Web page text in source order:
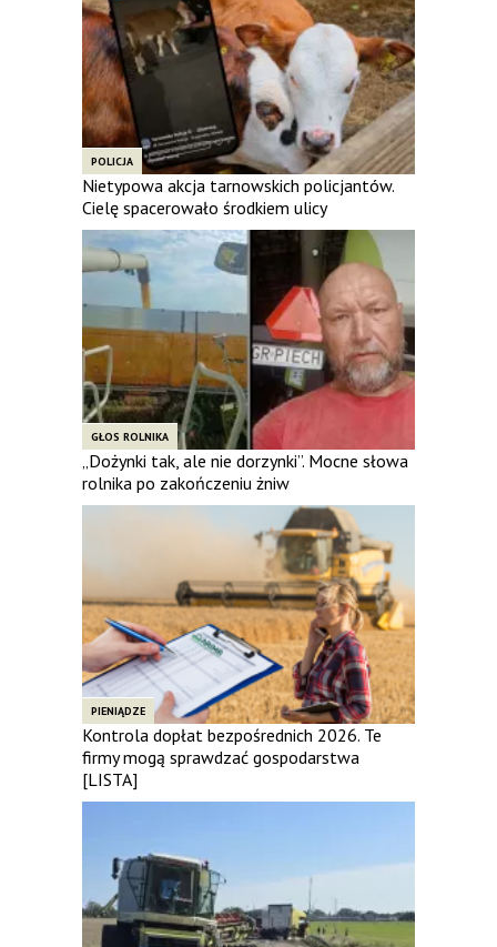
POLICJA
Nietypowa akcja tarnowskich policjantów.
Cielę spacerowało środkiem ulicy
GŁOS ROLNIKA
„Dożynki tak, ale nie dorzynki”. Mocne słowa
rolnika po zakończeniu żniw
PIENIĄDZE
Kontrola dopłat bezpośrednich 2026. Te
firmy mogą sprawdzać gospodarstwa
[LISTA]